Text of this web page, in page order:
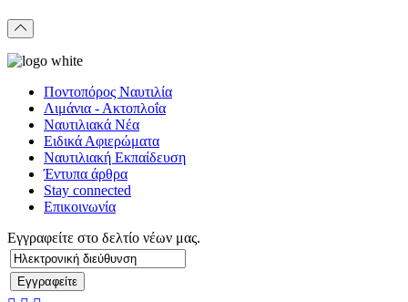
Ποντοπόρος Ναυτιλία
Λιμάνια - Ακτοπλοΐα
Ναυτιλιακά Νέα
Ειδικά Αφιερώματα
Ναυτιλιακή Εκπαίδευση
Έντυπα άρθρα
Stay connected
Επικοινωνία
Εγγραφείτε στο δελτίο νέων μας.